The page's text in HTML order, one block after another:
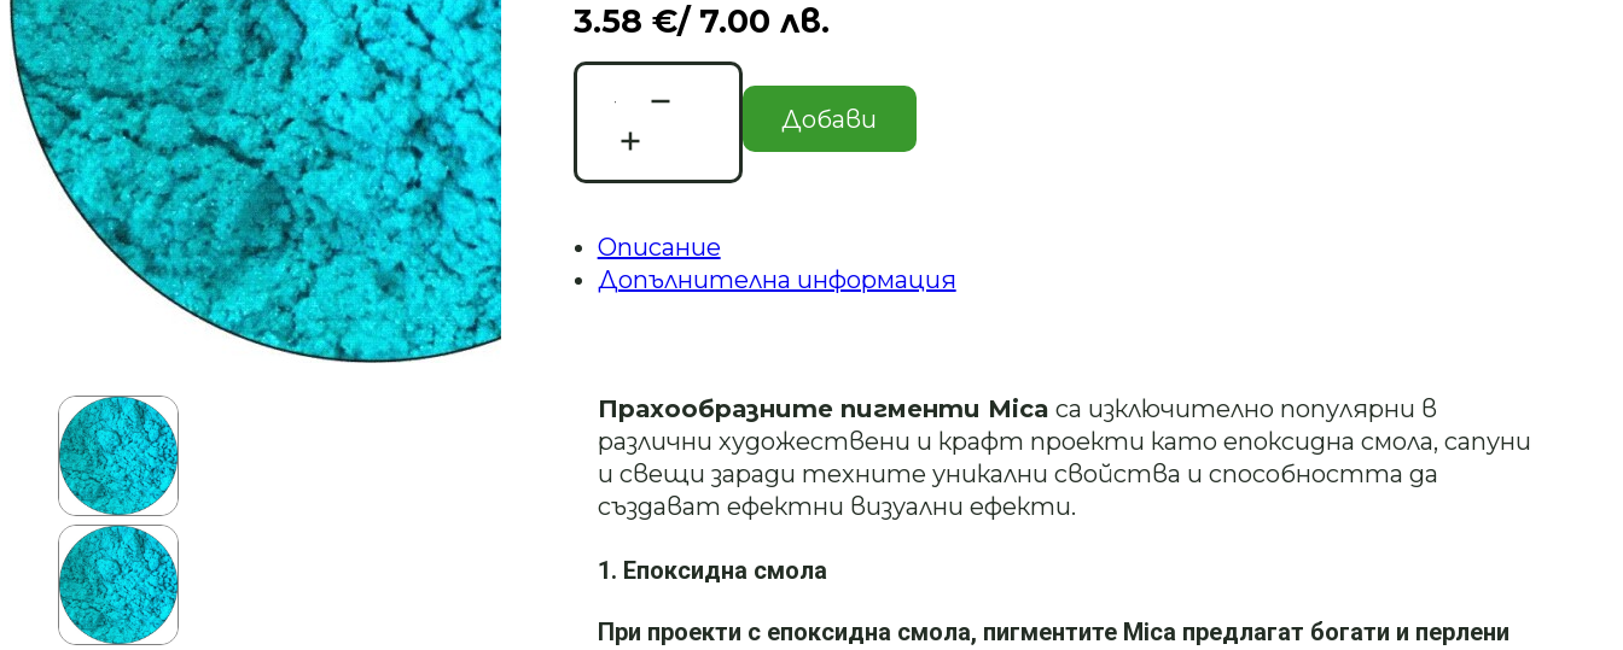
3.58 €/ 7.00 лв.
количество
Тюркоазен
пигмент-1
Добави
Описание
Допълнителна информация
Прахообразните пигменти Mica са изключително популярни в
различни художествени и крафт проекти като епоксидна смола, сапуни
и свещи заради техните уникални свойства и способността да
създават ефектни визуални ефекти.
1. Епоксидна смола
При проекти с епоксидна смола, пигментите Mica предлагат богати и перлени